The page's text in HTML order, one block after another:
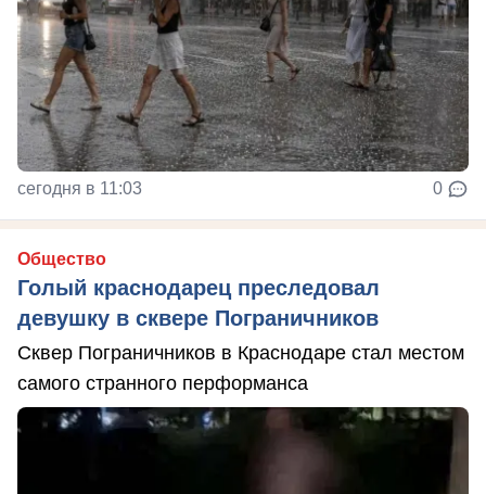
сегодня в 11:03 0
Общество
Голый краснодарец преследовал
девушку в сквере Пограничников
Сквер Пограничников в Краснодаре стал местом
самого странного перформанса